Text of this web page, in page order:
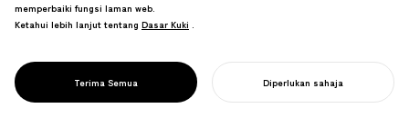
GGG/
POKOK EVOLUSI
memvisualisasikan jurang kreatif dan
sumber inovasi.
memperbaiki fungsi laman web.
Ketahui lebih lanjut tentang Dasar Kuki
Dasar Kuki .
Terima Semua Diperlukan sahaja